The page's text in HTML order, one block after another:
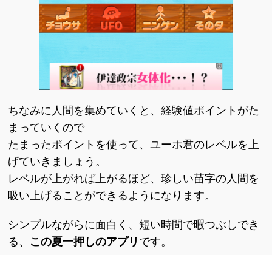
ちなみに人間を集めていくと、経験値ポイントがた
まっていくので
たまったポイントを使って、ユーホ君のレベルを上
げていきましょう。
レベルが上がれば上がるほど、珍しい苗字の人間を
吸い上げることができるようになります。
シンプルながらに面白く、短い時間で暇つぶしでき
る、 この夏一押しのアプリ です。